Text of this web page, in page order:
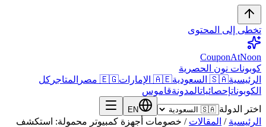
تخطى إلى المحتوى
CouponAtNoon
كوبونات نون الحصرية
الرئيسية🇸🇦 السعودية 🇦🇪 الإمارات 🇪🇬 مصر المتاجر كل
الكوبوناتإحصائياتالمدونةقاموس
اختر الدولة
EN
الرئيسية / المقالات / خصومات أجهزة كمبيوتر محمولة: استكشف